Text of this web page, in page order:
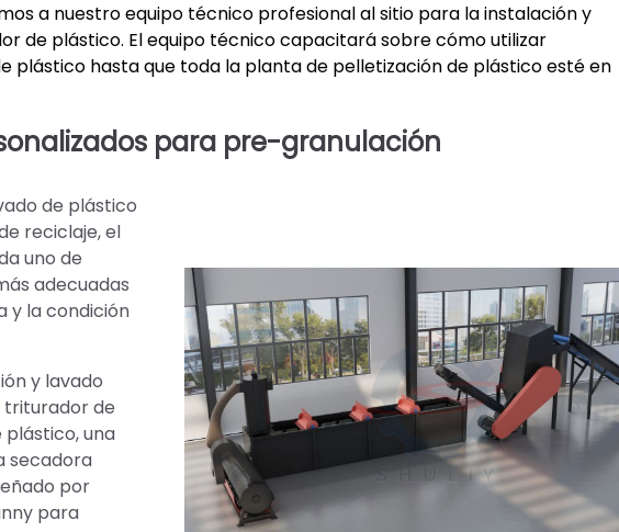
a nuestro equipo técnico profesional al sitio para la instalación y
de plástico. El equipo técnico capacitará sobre cómo utilizar
plástico hasta que toda la planta de pelletización de plástico esté en
para pre-granulación
de plástico
reciclaje, el
uno de
adecuadas
y la condición
y lavado
triturador de
plástico, una
secadora
por
para